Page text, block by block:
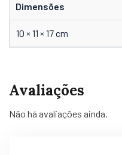
Dimensões
10 × 11 × 17 cm
Avaliações
Não há avaliações ainda.